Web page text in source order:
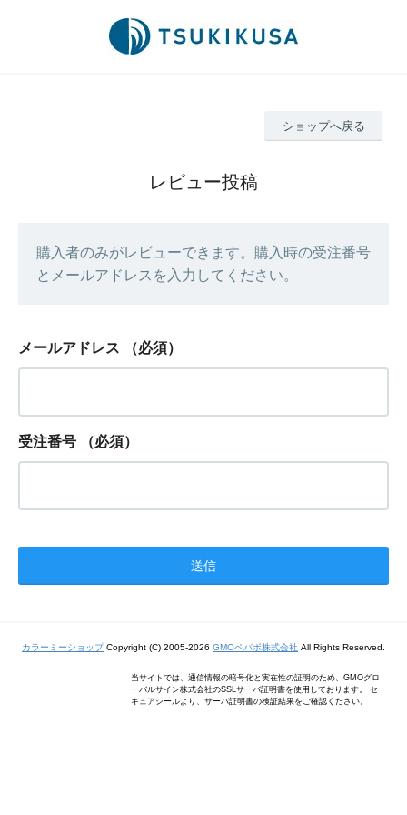
ショップへ戻る
レビュー投稿
購入者のみがレビューできます。購入時の受注番号
とメールアドレスを入力してください。
メールアドレス （必須）
受注番号 （必須）
カラーミーショップCopyright (C) 2005-2026 GMOペパボ株式会社 All Rights Reserved.
当サイトでは、通信情報の暗号化と実在性の証明のため、GMOグロ
ーバルサイン株式会社のSSLサーバ証明書を使用しております。 セ
キュアシールより、サーバ証明書の検証結果をご確認ください。